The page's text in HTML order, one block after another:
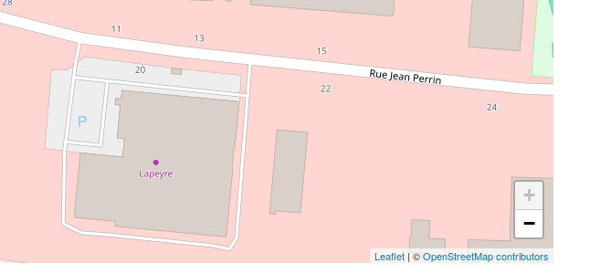
+
−
Leaflet | ©OpenStreetMap contributors